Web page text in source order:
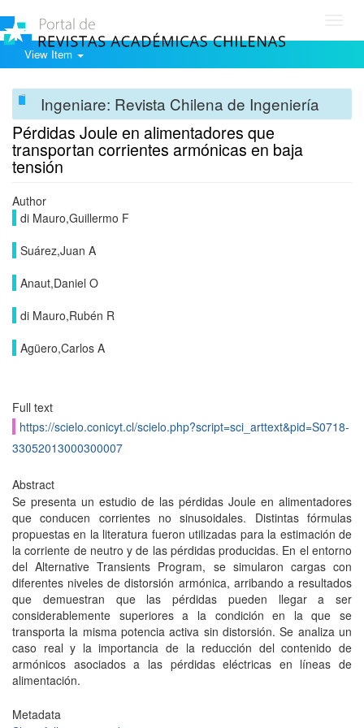
View Item
Ingeniare: Revista Chilena de Ingeniería
Pérdidas Joule en alimentadores que
transportan corrientes armónicas en baja
tensión
Author
di Mauro,Guillermo F
Suárez,Juan A
Anaut,Daniel O
di Mauro,Rubén R
Agüero,Carlos A
Full text
https://scielo.conicyt.cl/scielo.php?script=sci_arttext&pid=S0718-
33052013000300007
Abstract
Se presenta un estudio de las pérdidas Joule en alimentadores
que conducen corrientes no sinusoidales. Distintas fórmulas
propuestas en la literatura fueron utilizadas para la estimación de
la corriente de neutro y de las pérdidas producidas. En el entorno
del Alternative Transients Program, se simularon cargas con
diferentes niveles de distorsión armónica, arribando a resultados
que demuestran que las pérdidas pueden llegar a ser
considerablemente superiores a la condición en la que se
transporta la misma potencia activa sin distorsión. Se analiza un
caso real y la importancia de la reducción del contenido de
armónicos asociados a las pérdidas eléctricas en líneas de
alimentación.
Metadata